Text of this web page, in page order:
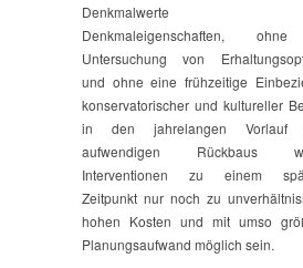
Denkmalwerte
Denkmaleigenschaften,
Untersuchung von
und ohne eine frühzeitige
konservatorischer und kultureller
in den jahrelangen Vorlauf
aufwendigen Rückbaus
Interventionen zu einem
Zeitpunkt nur noch zu
hohen Kosten und mit umso
Planungsaufwand möglich sein.